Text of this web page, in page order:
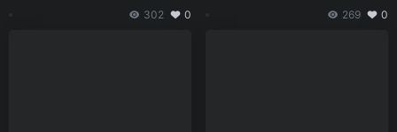
302 0 269 0